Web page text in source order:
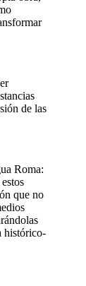
de las
Roma:
que no
histórico-